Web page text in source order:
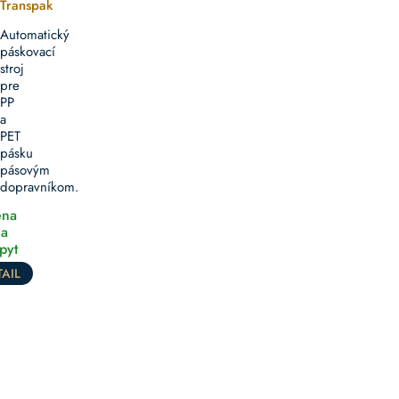
Transpak
Automatický
páskovací
stroj
pre
PP
a
PET
pásku
pásovým
dopravníkom.